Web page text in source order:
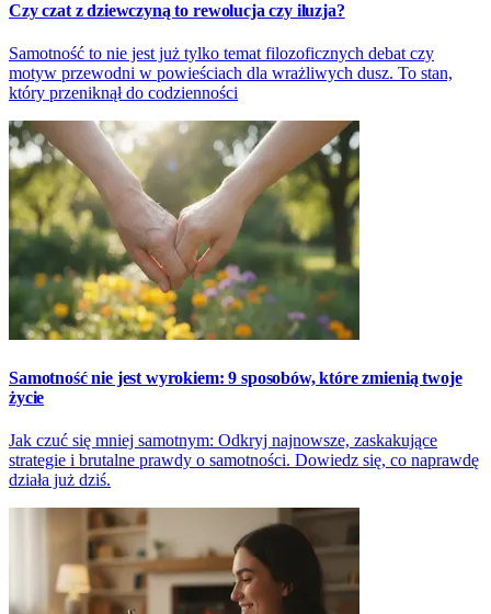
Czy czat z dziewczyną to rewolucja czy iluzja?
Samotność to nie jest już tylko temat filozoficznych debat czy
motyw przewodni w powieściach dla wrażliwych dusz. To stan,
który przeniknął do codzienności
Samotność nie jest wyrokiem: 9 sposobów, które zmienią twoje
życie
Jak czuć się mniej samotnym: Odkryj najnowsze, zaskakujące
strategie i brutalne prawdy o samotności. Dowiedz się, co naprawdę
działa już dziś.